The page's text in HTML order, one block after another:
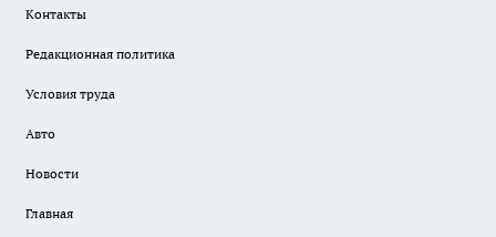
Контакты
Редакционная политика
Условия труда
Авто
Новости
Главная